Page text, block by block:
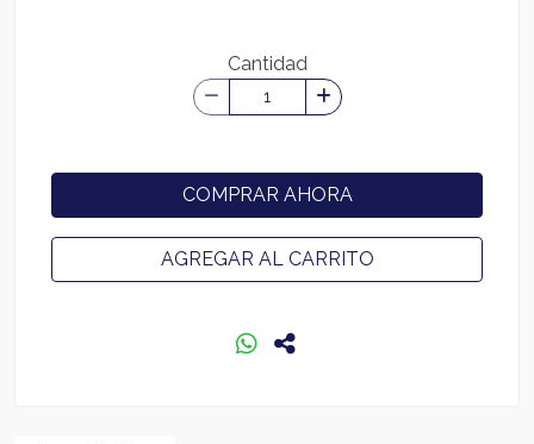
Cantidad
COMPRAR AHORA
AGREGAR AL CARRITO